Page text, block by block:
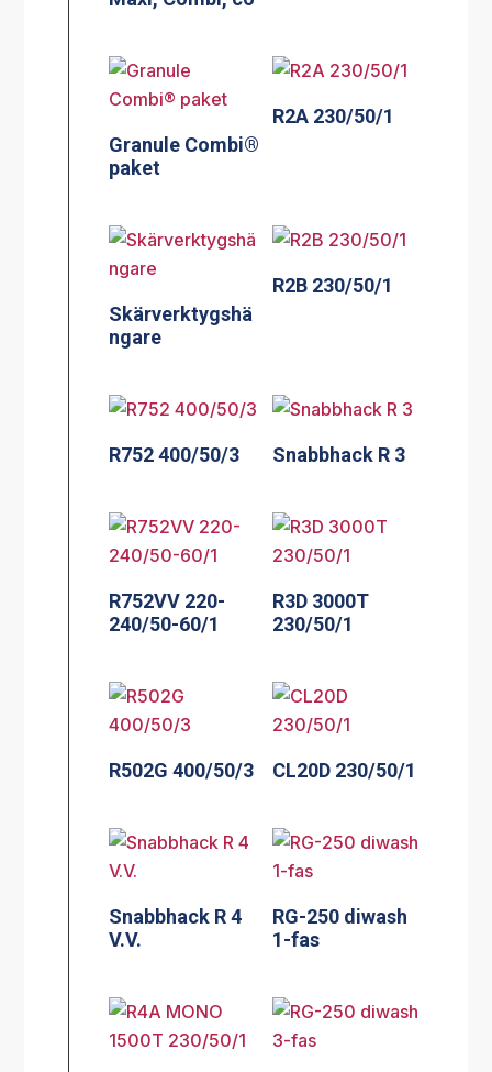
Granule Combi®
paket
R2A 230/50/1
Skärverktygshä
ngare
R2B 230/50/1
R752 400/50/3 Snabbhack R 3
R752VV 220-
240/50-60/1
R3D 3000T
230/50/1
R502G 400/50/3 CL20D 230/50/1
Snabbhack R 4
V.V.
RG-250 diwash
1-fas